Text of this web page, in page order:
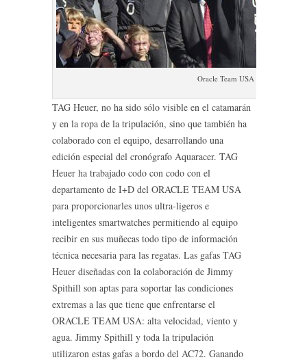
Oracle Team USA – Copa
TAG Heuer, no ha sido sólo visible en el catamarán
y en la ropa de la tripulación, sino que también ha
colaborado con el equipo, desarrollando una
edición especial del cronógrafo Aquaracer. TAG
Heuer ha trabajado codo con codo con el
departamento de I+D del ORACLE TEAM USA
para proporcionarles unos ultra-ligeros e
inteligentes smartwatches permitiendo al equipo
recibir en sus muñecas todo tipo de información
técnica necesaria para las regatas. Las gafas TAG
Heuer diseñadas con la colaboración de Jimmy
Spithill son aptas para soportar las condiciones
extremas a las que tiene que enfrentarse el
ORACLE TEAM USA: alta velocidad, viento y
agua. Jimmy Spithill y toda la tripulación
utilizaron estas gafas a bordo del AC72. Ganando